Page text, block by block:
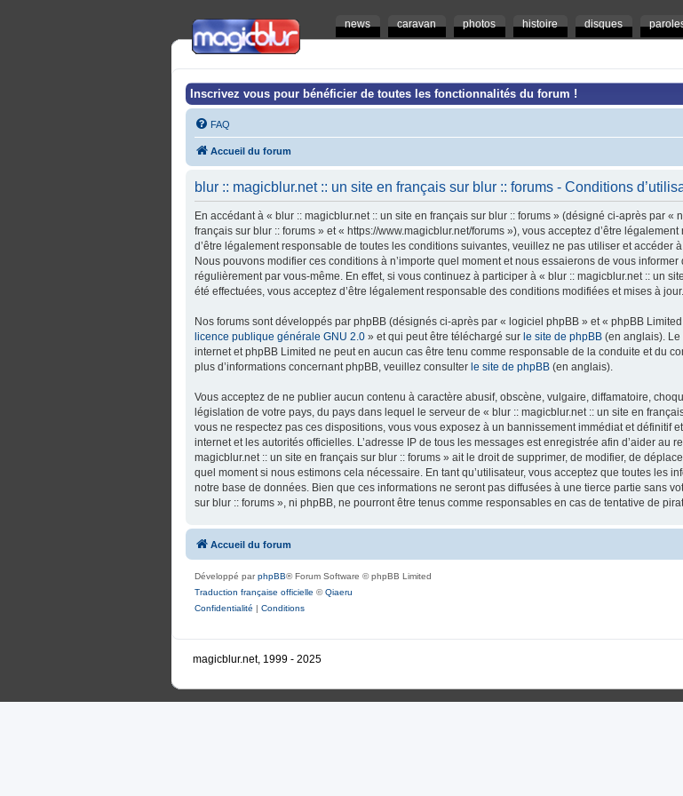
news caravan photos histoire disques
Inscrivez vous pour bénéficier de toutes les fonctionnalités du forum !
FAQ
Accueil du forum
blur :: magicblur.net :: un site en français sur blur :: forums - Conditions
En accédant à « blur :: magicblur.net :: un site en français sur blur :: forums » (désigné ci-après par «
français sur blur :: forums » et « https://www.magicblur.net/forums »), vous acceptez d’être
d’être légalement responsable de toutes les conditions suivantes, veuillez ne pas utiliser et accéder
Nous pouvons modifier ces conditions à n’importe quel moment et nous essaierons de vous
régulièrement par vous-même. En effet, si vous continuez à participer à « blur :: magicblur.net :: un
été effectuées, vous acceptez d’être légalement responsable des conditions modifiées et mises à jour.
Nos forums sont développés par phpBB (désignés ci-après par « logiciel phpBB » et « phpBB
licence publique générale GNU 2.0 » et qui peut être téléchargé sur le site de phpBB (en anglais).
internet et phpBB Limited ne peut en aucun cas être tenu comme responsable de la conduite et du
plus d’informations concernant phpBB, veuillez consulter le site de phpBB (en anglais).
Vous acceptez de ne publier aucun contenu à caractère abusif, obscène, vulgaire, diffamatoire,
législation de votre pays, du pays dans lequel le serveur de « blur :: magicblur.net :: un site en
vous ne respectez pas ces dispositions, vous vous exposez à un bannissement immédiat et définitif
internet et les autorités officielles. L’adresse IP de tous les messages est enregistrée afin d’aider au
magicblur.net :: un site en français sur blur :: forums » ait le droit de supprimer, de modifier, de
quel moment si nous estimons cela nécessaire. En tant qu’utilisateur, vous acceptez que toutes les
notre base de données. Bien que ces informations ne seront pas diffusées à une tierce partie sans
sur blur :: forums », ni phpBB, ne pourront être tenus comme responsables en cas de tentative de
Accueil du forum
Développé parphpBB® Forum Software © phpBB Limited
Traduction française officielle ©Qiaeru
Confidentialité | Conditions
magicblur.net, 1999 - 2025